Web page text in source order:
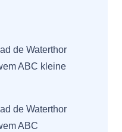
de Waterthor
ABC kleine
de Waterthor
ABC